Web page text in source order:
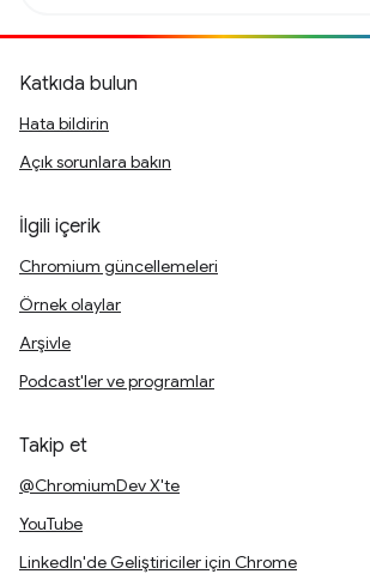
Katkıda bulun
Hata bildirin
Açık sorunlara bakın
İlgili içerik
Chromium güncellemeleri
Örnek olaylar
Arşivle
Podcast'ler ve programlar
Takip et
@ChromiumDev X'te
YouTube
LinkedIn'de Geliştiriciler için Chrome